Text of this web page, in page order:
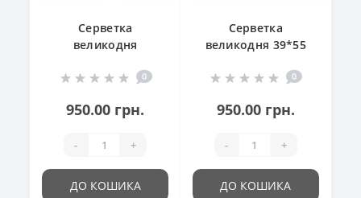
Серветка
великодня
кошик"
0
950.00 грн.
- +
ДО КОШИКА
Серветка
великодня 39*55
0
950.00 грн.
- +
ДО КОШИКА